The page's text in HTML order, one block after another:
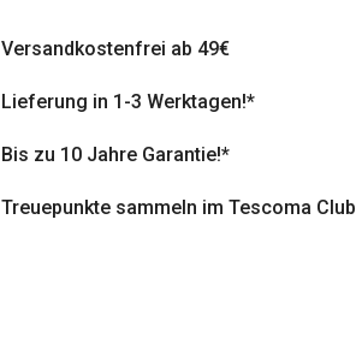
Versandkostenfrei ab 49€
Lieferung in 1-3 Werktagen!*
Bis zu 10 Jahre Garantie!*
Treuepunkte sammeln im Tescoma Club